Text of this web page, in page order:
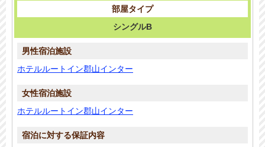
シングルB
ホテルルートイン郡山インター
ホテルルートイン郡山インター